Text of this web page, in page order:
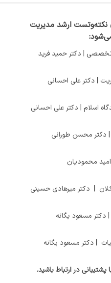
ارشد مدیریت
در ارتباط باشید.